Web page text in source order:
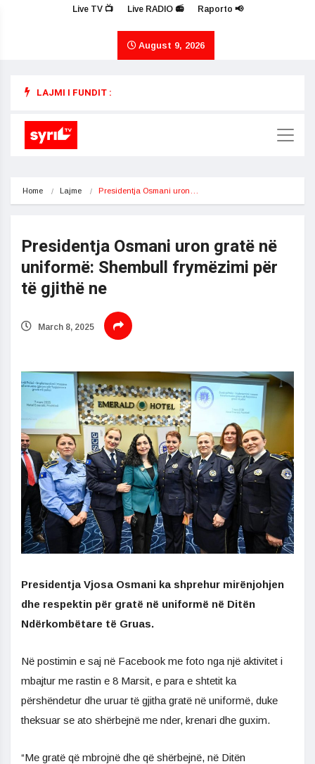
Live TV 📺 Live RADIO 📻 Raporto 📢
August 9, 2026
LAJMI I FUNDIT :
Home Lajme Presidentja Osmani uron…
Presidentja Osmani uron gratë në
uniformë: Shembull frymëzimi për
të gjithë ne
March 8, 2025
Presidentja Vjosa Osmani ka shprehur mirënjohjen
dhe respektin për gratë në uniformë në Ditën
Ndërkombëtare të Gruas.
Në postimin e saj në Facebook me foto nga një aktivitet i
mbajtur me rastin e 8 Marsit, e para e shtetit ka
përshëndetur dhe uruar të gjitha gratë në uniformë, duke
theksuar se ato shërbejnë me nder, krenari dhe guxim.
“Me gratë që mbrojnë dhe që shërbejnë, në Ditën